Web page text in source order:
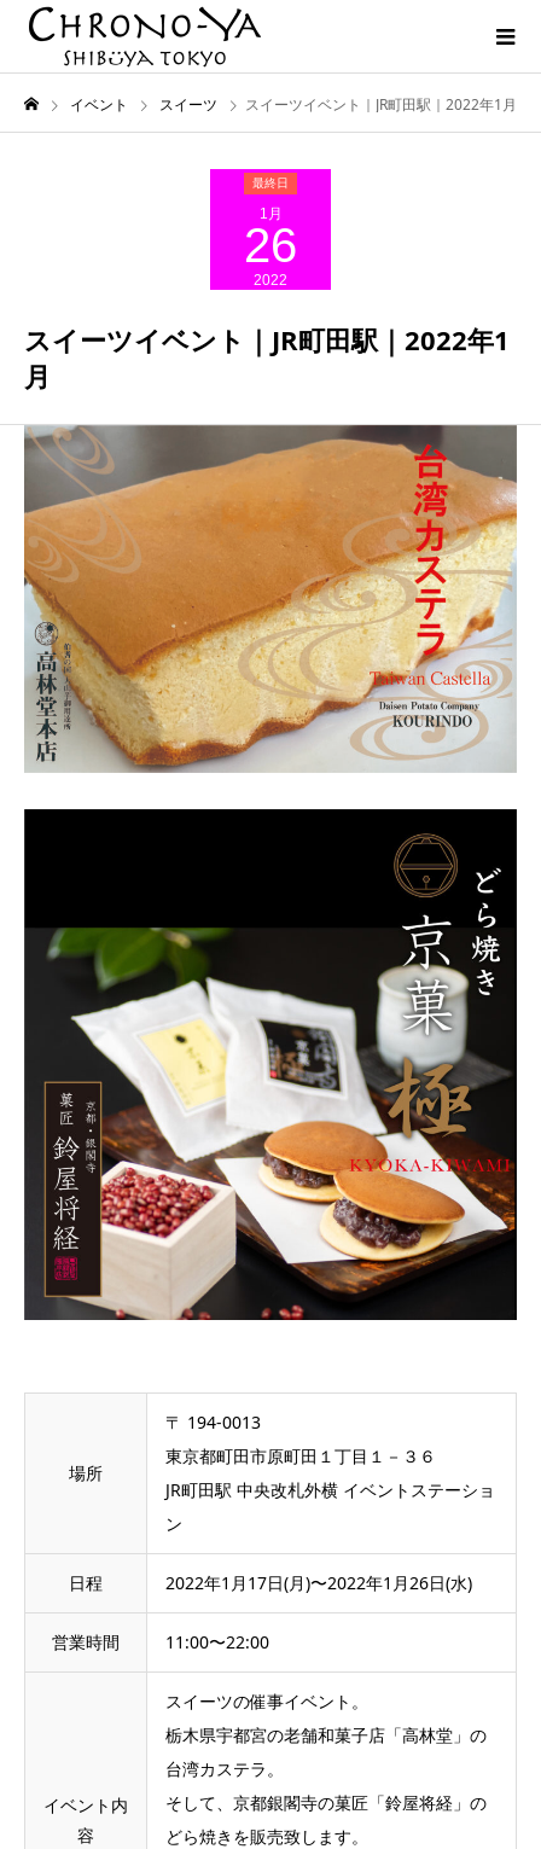
イベント スイーツ スイーツイベント｜JR町田駅｜2022年1月
1月
26
2022
スイーツイベント｜JR町田駅｜2022年1
月
場所
〒 194-0013
東京都町田市原町田１丁目１－３６
JR町田駅 中央改札外横 イベントステーショ
ン
日程 2022年1月17日(月)〜2022年1月26日(水)
営業時間 11:00〜22:00
イベント内
容
スイーツの催事イベント。
栃木県宇都宮の老舗和菓子店「高林堂」の
台湾カステラ。
そして、京都銀閣寺の菓匠「鈴屋将経」の
どら焼きを販売致します。